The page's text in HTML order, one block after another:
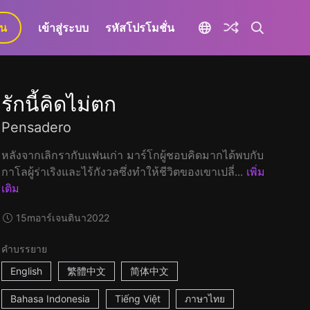
เข้าสู่ระบบ รหัสโปรโมชั่น
รักนี้คิดไม่ตก
Pensadero
หลังจากเลิกรากับแฟนเก่า มาร์โกผู้ชอบคิดมากได้พบกับ
กาโลผู้ร่าเริงและไร้กังวลซึ่งทำให้ชีวิตของเขาเปลี่... เพิ่ม
เติม
15mอาร์เจนตินา2022
คำบรรยาย
English
繁體中文 简体中文
Bahasa Indonesia Tiếng Việt ภาษาไทย